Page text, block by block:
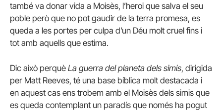
també va donar vida a Moisès, l’heroi que salva el seu
poble però que no pot gaudir de la terra promesa, es
queda a les portes per culpa d’un Déu molt cruel fins i
tot amb aquells que estima.
Dic això perquè La guerra del planeta dels simis, dirigida
per Matt Reeves, té una base bíblica molt destacada i
en aquest cas ens trobem amb el Moisès dels simis que
es queda contemplant un paradís que només ha pogut